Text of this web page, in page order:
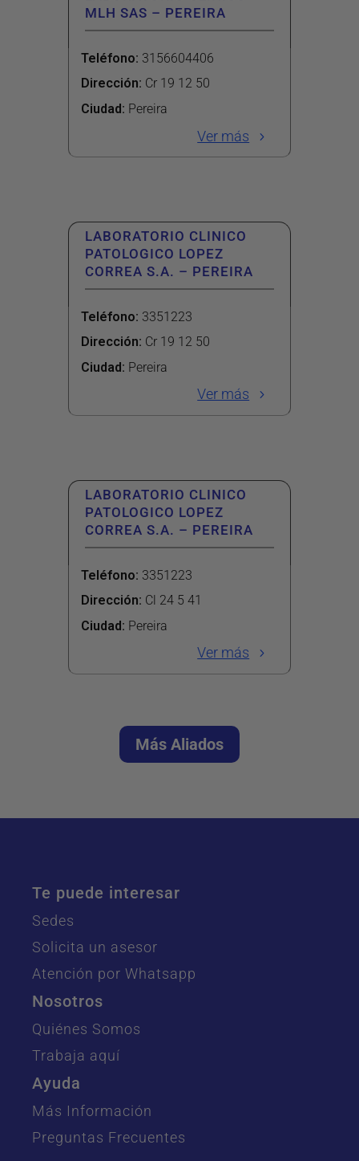
MLH SAS – PEREIRA
Teléfono: 3156604406
Dirección: Cr 19 12 50
Ciudad: Pereira
Ver más
LABORATORIO CLINICO
PATOLOGICO LOPEZ
CORREA S.A. – PEREIRA
Teléfono: 3351223
Dirección: Cr 19 12 50
Ciudad: Pereira
Ver más
LABORATORIO CLINICO
PATOLOGICO LOPEZ
CORREA S.A. – PEREIRA
Teléfono: 3351223
Dirección: Cl 24 5 41
Ciudad: Pereira
Ver más
Más Aliados
Te puede interesar
Sedes
Solicita un asesor
Atención por Whatsapp
Nosotros
Quiénes Somos
Trabaja aquí
Ayuda
Más Información
Preguntas Frecuentes